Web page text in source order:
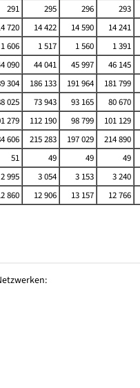
291 295 296
293
720 14 422 14 590
14 241
1 606 1 517 1 560
1 391
090 44 041 45 997
46 145
304 186 133 191 964 181 799
025 73 943 93 165
80 670
279 112 190 98 799 101 129
606 215 283 197 029 214 890
51 49 49
49
2 995 3 054 3 153
3 240
860 12 906 13 157 12 766